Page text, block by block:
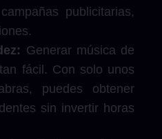
publicitarias,
Generar música de
fácil. Con solo unos
puedes obtener
sin invertir horas